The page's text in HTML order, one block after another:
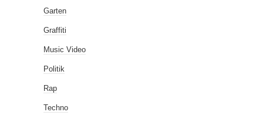
Garten
Graffiti
Music Video
Politik
Rap
Techno